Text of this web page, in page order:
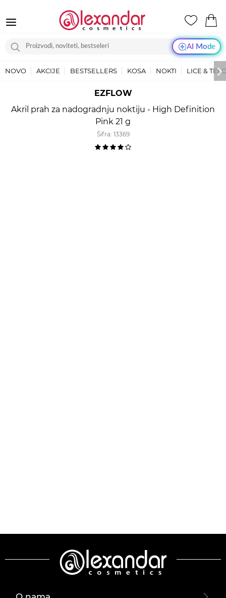
AI Mode
NOVO AKCIJE BESTSELLERS KOSA NOKTI LICE &
EZFLOW
Akril prah za nadogradnju noktiju - High Definition
Pink 21 g
Šifra: 13369